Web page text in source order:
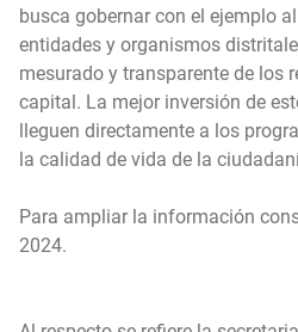
busca gobernar con el ejemplo
entidades y organismos
mesurado y transparente de los
capital. La mejor inversión de
lleguen directamente a los
la calidad de vida de la
Para ampliar la información
2024.